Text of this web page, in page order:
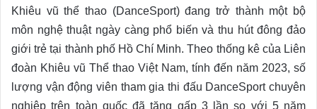
Khiêu vũ thể thao (DanceSport) đang trở thành một bộ
môn nghệ thuật ngày càng phổ biến và thu hút đông đảo
giới trẻ tại thành phố Hồ Chí Minh. Theo thống kê của Liên
đoàn Khiêu vũ Thể thao Việt Nam, tính đến năm 2023, số
lượng vận động viên tham gia thi đấu DanceSport chuyên
nghiệp trên toàn quốc đã tăng gấp 3 lần so với 5 năm